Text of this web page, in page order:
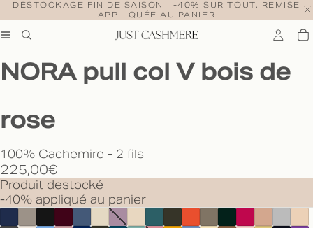
DÉSTOCKAGE FIN DE SAISON : -40% SUR TOUT, REMISE
APPLIQUÉE AU PANIER
NORA pull col V bois de
rose
100% Cachemire - 2 fils
225,00€
Produit destocké
-40% appliqué au panier